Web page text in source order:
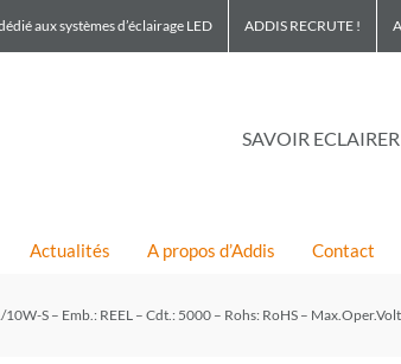
aux systèmes d’éclairage LED ADDIS RECRUTE !
SAVOIR
Actualités A propos d’Addis Contact
S – Emb.: REEL – Cdt.: 5000 – Rohs: RoHS –